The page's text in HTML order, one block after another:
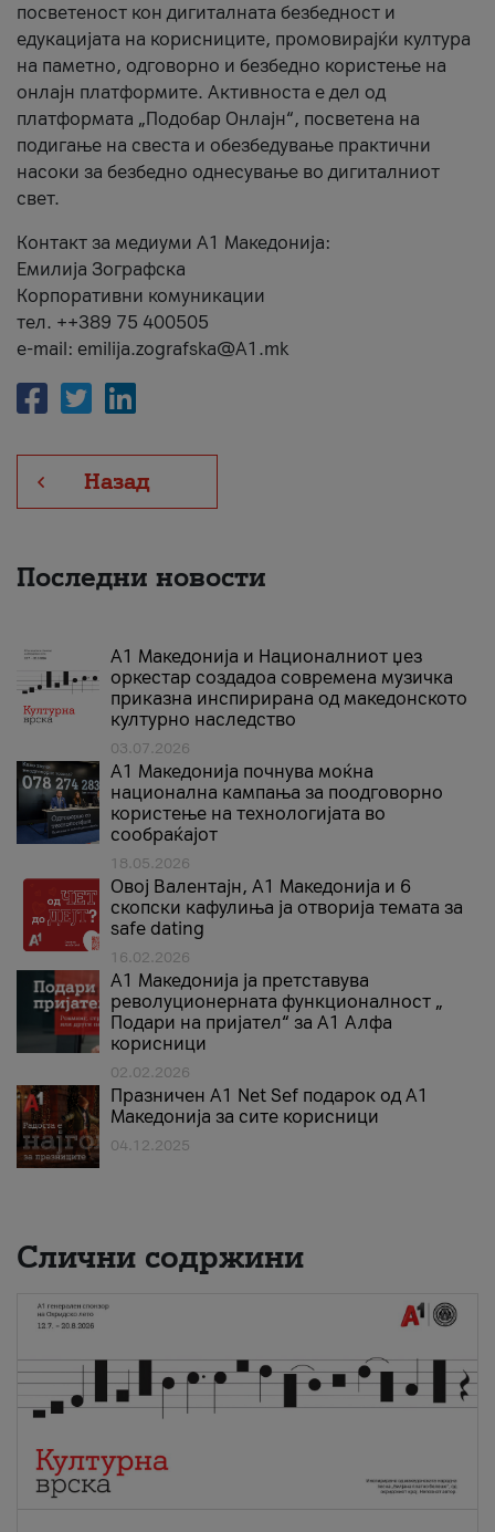
посветеност кон дигиталната безбедност и
едукацијата на корисниците, промовирајќи култура
на паметно, одговорно и безбедно користење на
онлајн платформите. Активноста е дел од
платформата „Подобар Онлајн“, посветена на
подигање на свеста и обезбедување практични
насоки за безбедно однесување во дигиталниот
свет.
Контакт за медиуми А1 Македонија:
Емилија Зографска
Корпоративни комуникации
тел. ++389 75 400505
e-mail: emilija.zografska@A1.mk
Назад
Последни новости
А1 Македонија и Националниот џез
оркестар создадоа современа музичка
приказна инспирирана од македонското
културно наследство
03.07.2026
A1 Македонија почнува моќна
национална кампања за поодговорно
користење на технологијата во
сообраќајот
18.05.2026
Овој Валентајн, A1 Македонија и 6
скопски кафулиња ја отворија темата за
safe dating
16.02.2026
А1 Македонија ја претставува
револуционерната функционалност „
Подари на пријател“ за А1 Алфа
корисници
02.02.2026
Празничен A1 Net Sеf подарок од А1
Македонија за сите корисници
04.12.2025
Слични содржини